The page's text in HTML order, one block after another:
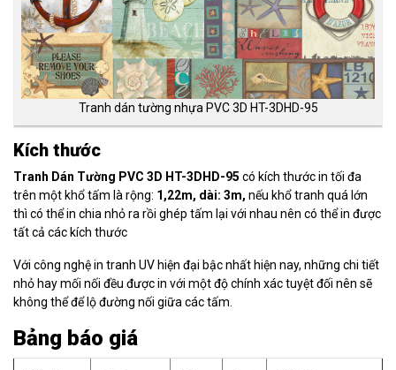
Tranh dán tường nhựa PVC 3D HT-3DHD-95
Kích thước
Tranh Dán Tường PVC 3D HT-3DHD-95 có kích thước in tối đa
trên một khổ tấm là rộng: 1,22m, dài: 3m, nếu khổ tranh quá lớn
thì có thể in chia nhỏ ra rồi ghép tấm lại với nhau nên có thể in được
tất cả các kích thước
Với công nghệ in tranh UV hiện đại bậc nhất hiện nay, những chi tiết
nhỏ hay mối nối đều được in với một độ chính xác tuyệt đối nên sẽ
không thể để lộ đường nối giữa các tấm.
Bảng báo giá